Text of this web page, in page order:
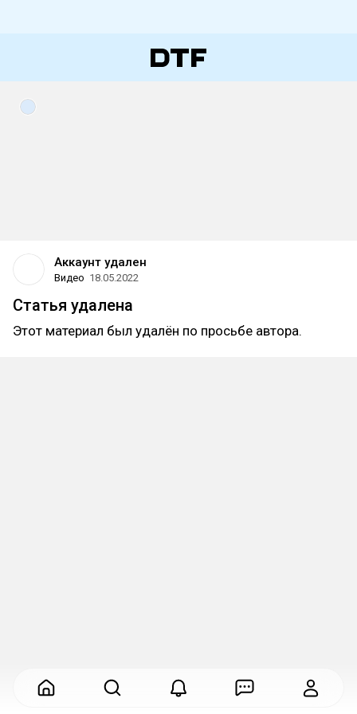
Аккаунт удален
Видео 18.05.2022
Статья удалена
Этот материал был удалён по просьбе автора.